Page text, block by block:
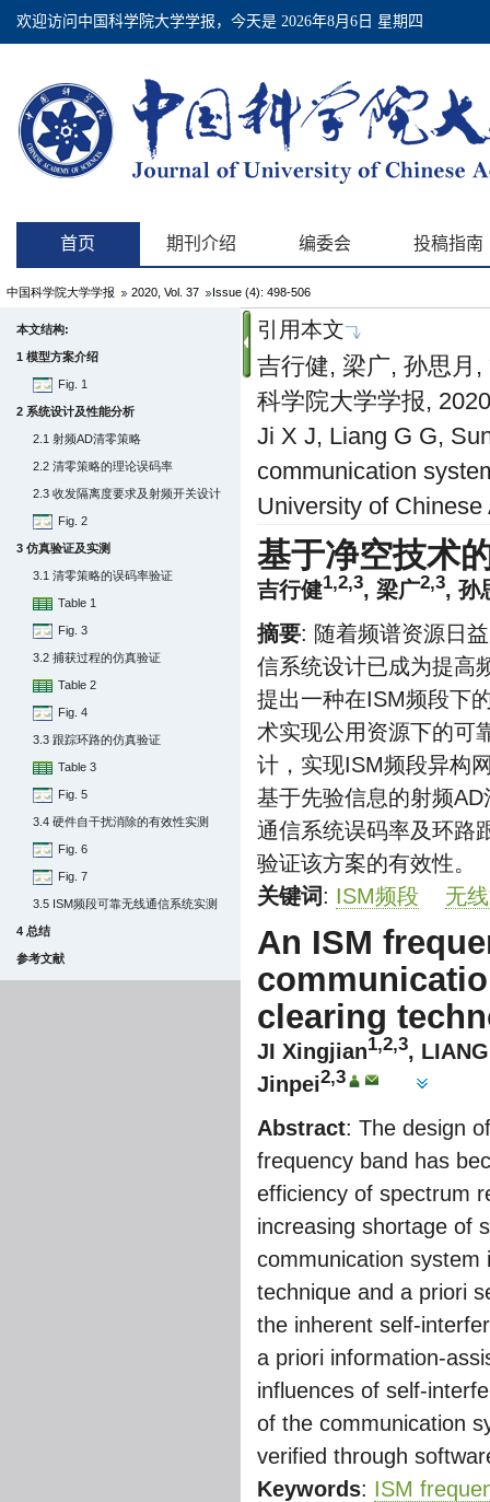
中国科学院大学学报 2020, Vol. 37 Issue (4): 498-506
本文结构:
1 模型方案介绍
Fig. 1
2 系统设计及性能分析
2.1 射频AD清零策略
2.2 清零策略的理论误码率
2.3 收发隔离度要求及射频开关设计
Fig. 2
3 仿真验证及实测
3.1 清零策略的误码率验证
Table 1
Fig. 3
3.2 捕获过程的仿真验证
Table 2
Fig. 4
3.3 跟踪环路的仿真验证
Table 3
Fig. 5
3.4 硬件自干扰消除的有效性实测
Fig. 6
Fig. 7
3.5 ISM频段可靠无线通信系统实测
4 总结
参考文献
引用本文
吉行健, 梁广, 孙思月
科学院大学学报,
Ji X J, Liang G G,
communication
University of
基于净空技术
吉行健1,2,3, 梁广2,3, 孙
摘要: 随着频谱资源日
信系统设计已成为提高
提出一种在ISM频段下
术实现公用资源下的可
计，实现ISM频段异构
基于先验信息的射频
通信系统误码率及环路
验证该方案的有效性。
关键词: ISM频段 无
An ISM
clearing
JI Xingjian1,2,3,
Jinpei2,3
Abstract: The design
frequency band has
efficiency of spectrum
increasing shortage of
communication system
technique and a priori
the inherent self-
a priori information-
influences of self-
of the communication
verified through
Keywords: ISM